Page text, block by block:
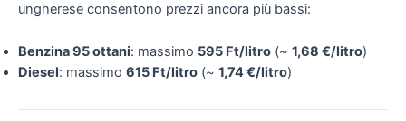
ungherese consentono prezzi ancora più bassi:
Benzina 95 ottani: massimo 595 Ft/litro (~ 1,68 €/litro)
Diesel: massimo 615 Ft/litro (~ 1,74 €/litro)